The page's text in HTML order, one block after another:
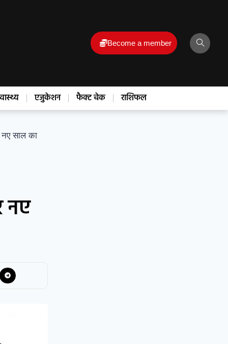
Become a member
एजुकेशन फैक्ट चेक राशिफल
साल का
नए